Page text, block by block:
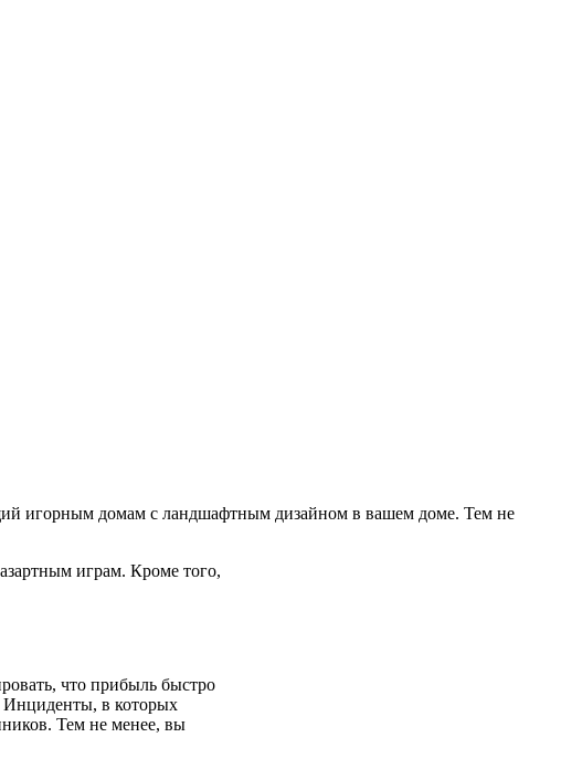
игорным домам с ландшафтным дизайном в вашем доме. Тем не
играм. Кроме того,
что прибыль быстро
Инциденты, в которых
Тем не менее, вы